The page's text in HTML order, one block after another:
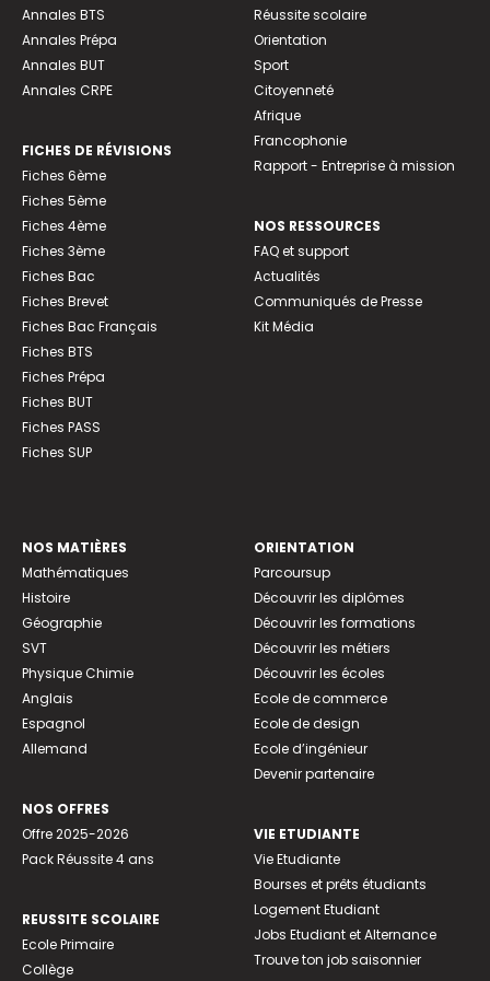
Annales BTS
Annales Prépa
Annales BUT
Annales CRPE
FICHES DE RÉVISIONS
Fiches 6ème
Fiches 5ème
Fiches 4ème
Fiches 3ème
Fiches Bac
Fiches Brevet
Fiches Bac Français
Fiches BTS
Fiches Prépa
Fiches BUT
Fiches PASS
Fiches SUP
Réussite scolaire
Orientation
Sport
Citoyenneté
Afrique
Francophonie
Rapport - Entreprise à mission
NOS RESSOURCES
FAQ et support
Actualités
Communiqués de Presse
Kit Média
NOS MATIÈRES
Mathématiques
Histoire
Géographie
SVT
Physique Chimie
Anglais
Espagnol
Allemand
NOS OFFRES
Offre 2025-2026
Pack Réussite 4 ans
REUSSITE SCOLAIRE
Ecole Primaire
Collège
ORIENTATION
Parcoursup
Découvrir les diplômes
Découvrir les formations
Découvrir les métiers
Découvrir les écoles
Ecole de commerce
Ecole de design
Ecole d’ingénieur
Devenir partenaire
VIE ETUDIANTE
Vie Etudiante
Bourses et prêts étudiants
Logement Etudiant
Jobs Etudiant et Alternance
Trouve ton job saisonnier